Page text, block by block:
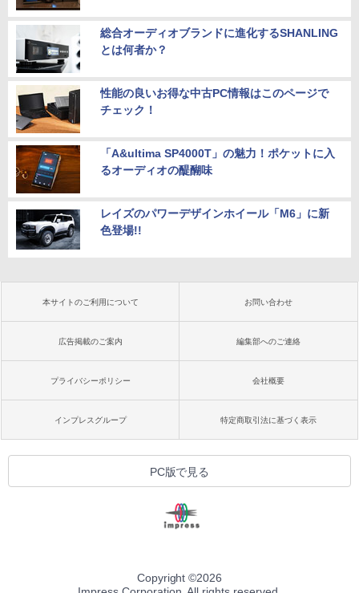
総合オーディオブランドに進化するSHANLING
とは何者か？
性能の良いお得な中古PC情報はこのページで
チェック！
「A&ultima SP4000T」の魅力！ポケットに入
るオーディオの醍醐味
レイズのパワーデザインホイール「M6」に新
色登場!!
本サイトのご利用について お問い合わせ
広告掲載のご案内 編集部へのご連絡
プライバシーポリシー 会社概要
インプレスグループ 特定商取引法に基づく表示
PC版で見る
Copyright ©2026